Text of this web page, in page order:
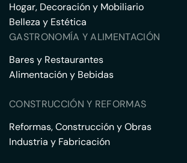
Hogar, Decoración y Mobiliario
Belleza y Estética
GASTRONOMÍA Y ALIMENTACIÓN
Bares y Restaurantes
Alimentación y Bebidas
CONSTRUCCIÓN Y REFORMAS
Reformas, Construcción y Obras
Industria y Fabricación